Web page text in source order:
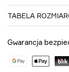
TABELA
Gwarancja